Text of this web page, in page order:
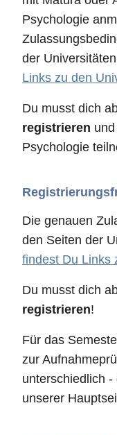
Psychologie
der
Links zu den
Du musst dich
registrieren
Psychologie
Die genauen
den Seiten der
findest Du Links
Du musst dich
registrieren!
Für das
zur
unterschiedlich
unserer